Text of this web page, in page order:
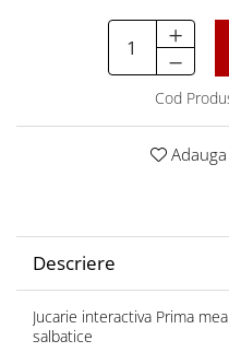
Cod
Adauga
Descriere
Jucarie interactiva Prima
salbatice